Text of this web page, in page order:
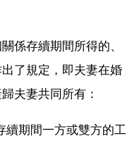
係存續期間所得的、
了規定，即夫妻在婚
夫妻共同所有：
續期間一方或雙方的工